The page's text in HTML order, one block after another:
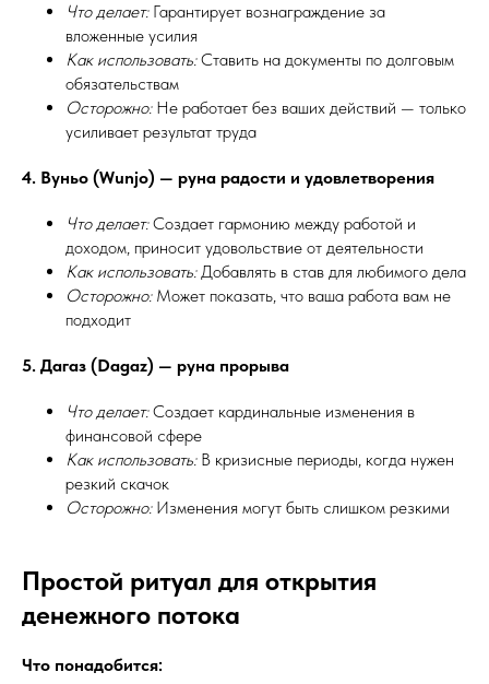
Что делает:Гарантирует вознаграждение за
вложенные усилия
Как использовать:Ставить на документы по долговым
обязательствам
Осторожно:Не работает без ваших действий — только
усиливает результат труда
4. Вуньо (Wunjo) — руна радости и удовлетворения
Что делает:Создает гармонию между работой и
доходом, приносит удовольствие от деятельности
Как использовать:Добавлять в став для любимого дела
Осторожно:Может показать, что ваша работа вам не
подходит
5. Дагаз (Dagaz) — руна прорыва
Что делает:Создает кардинальные изменения в
финансовой сфере
Как использовать:В кризисные периоды, когда нужен
резкий скачок
Осторожно:Изменения могут быть слишком резкими
Простой ритуал для открытия
денежного потока
Что понадобится: